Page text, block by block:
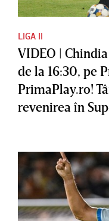
LIGA II
VIDEO |
de la 16:30, pe
PrimaPlay.ro!
revenirea în